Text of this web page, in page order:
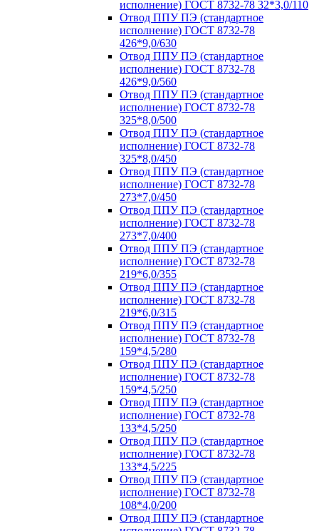
исполнение) ГОСТ 8732-78 32*3,0/110
Отвод ППУ ПЭ (стандартное
исполнение) ГОСТ 8732-78
426*9,0/630
Отвод ППУ ПЭ (стандартное
исполнение) ГОСТ 8732-78
426*9,0/560
Отвод ППУ ПЭ (стандартное
исполнение) ГОСТ 8732-78
325*8,0/500
Отвод ППУ ПЭ (стандартное
исполнение) ГОСТ 8732-78
325*8,0/450
Отвод ППУ ПЭ (стандартное
исполнение) ГОСТ 8732-78
273*7,0/450
Отвод ППУ ПЭ (стандартное
исполнение) ГОСТ 8732-78
273*7,0/400
Отвод ППУ ПЭ (стандартное
исполнение) ГОСТ 8732-78
219*6,0/355
Отвод ППУ ПЭ (стандартное
исполнение) ГОСТ 8732-78
219*6,0/315
Отвод ППУ ПЭ (стандартное
исполнение) ГОСТ 8732-78
159*4,5/280
Отвод ППУ ПЭ (стандартное
исполнение) ГОСТ 8732-78
159*4,5/250
Отвод ППУ ПЭ (стандартное
исполнение) ГОСТ 8732-78
133*4,5/250
Отвод ППУ ПЭ (стандартное
исполнение) ГОСТ 8732-78
133*4,5/225
Отвод ППУ ПЭ (стандартное
исполнение) ГОСТ 8732-78
108*4,0/200
Отвод ППУ ПЭ (стандартное